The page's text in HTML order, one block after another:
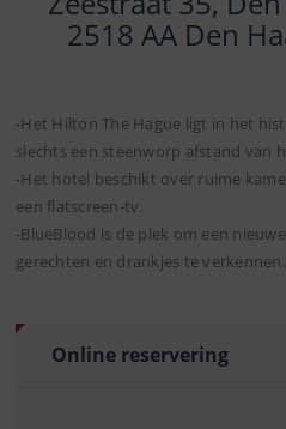
2518 AA Den
-Het Hilton The Hague ligt in het
slechts een steenworp afstand van
-Het hotel beschikt over ruime
een flatscreen-tv.
-BlueBlood is de plek om een
gerechten en drankjes te verkennen.
Online reservering